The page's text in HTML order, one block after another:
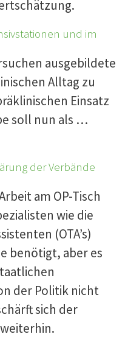
und im
ausgebildete
Alltag zu
Einsatz
soll nun als …
der Verbände
am OP-Tisch
wie die
(OTA’s)
benötigt, aber es
der Politik nicht
sich der